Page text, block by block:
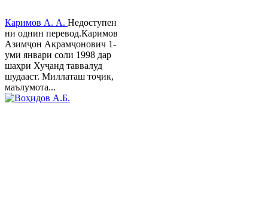
Каримов А. А. Недоступен
ни однин перевод.Каримов
Азимҷон Акрамҷонович 1-
уми январи соли 1998 дар
шаҳри Хуҷанд таввалуд
шудааст. Миллаташ тоҷик,
маълумота...